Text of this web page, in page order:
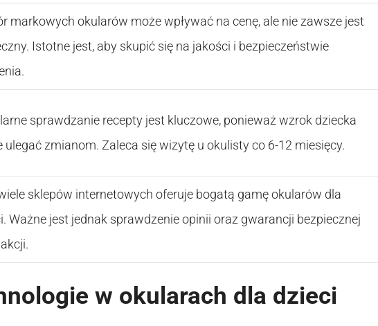
markowych okularów może wpływać na cenę, ale nie zawsze jest
Istotne jest, aby skupić się na jakości i bezpieczeństwie
sprawdzanie recepty jest kluczowe, ponieważ wzrok dziecka
ulegać zmianom. Zaleca się wizytę u okulisty co 6-12 miesięcy.
sklepów internetowych oferuje bogatą gamę okularów dla
Ważne jest jednak sprawdzenie opinii oraz gwarancji bezpiecznej
w okularach dla dzieci